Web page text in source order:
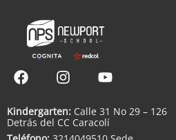
Kindergarten: Calle 31 No 29 – 126
Detrás del CC Caracolí